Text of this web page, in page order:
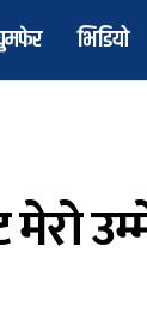
भिडियो